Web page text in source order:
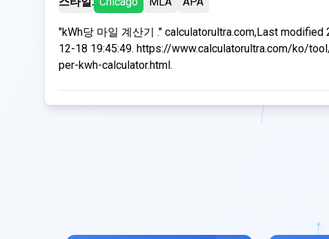
"kWh당 마일 계산기 ." calculatorultra.com,Last modified
12-18 19:45:49. https://www.calculatorultra.com/ko/
per-kwh-calculator.html.